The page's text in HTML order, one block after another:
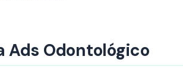
Ads Odontológico